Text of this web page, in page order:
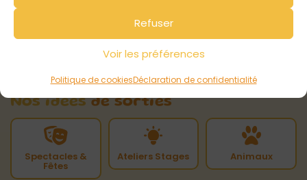
Refuser
Voir les préférences
Politique de cookiesDéclaration de confidentialité
Nos idéesde sorties
Spectacles &
Fêtes
Ateliers Stages Animaux